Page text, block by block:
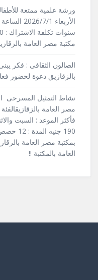
ورشة علمية ممتعة
مكتبة مصر العامة
الصالون الثقافى : فكر
بالزقازيق دعوة لحضور
نشاط التمثيل المسرحى
190
بمكتبة مصر العامة
العامة بالمكتبة !!